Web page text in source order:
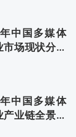
中国多媒体
场现状分析
报告
中国多媒体
业链全景研
估报告